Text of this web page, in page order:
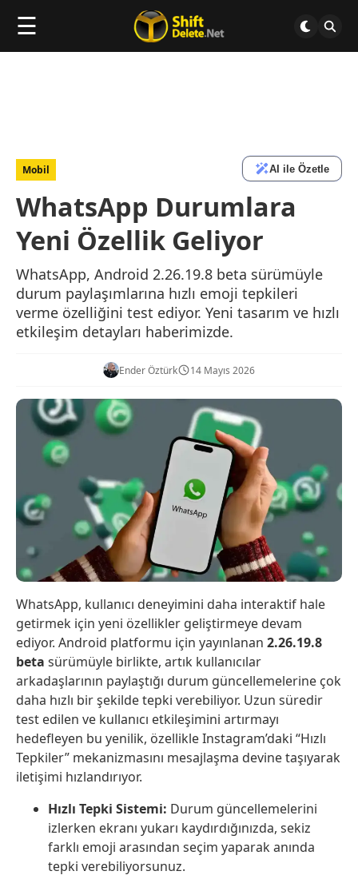
☰
Mobil AI ile Özetle
WhatsApp Durumlara
Yeni Özellik Geliyor
WhatsApp, Android 2.26.19.8 beta sürümüyle
durum paylaşımlarına hızlı emoji tepkileri
verme özelliğini test ediyor. Yeni tasarım ve hızlı
etkileşim detayları haberimizde.
Ender Öztürk 14 Mayıs 2026
WhatsApp, kullanıcı deneyimini daha interaktif hale
getirmek için yeni özellikler geliştirmeye devam
ediyor. Android platformu için yayınlanan 2.26.19.8
beta sürümüyle birlikte, artık kullanıcılar
arkadaşlarının paylaştığı durum güncellemelerine çok
daha hızlı bir şekilde tepki verebiliyor. Uzun süredir
test edilen ve kullanıcı etkileşimini artırmayı
hedefleyen bu yenilik, özellikle Instagram’daki “Hızlı
Tepkiler” mekanizmasını mesajlaşma devine taşıyarak
iletişimi hızlandırıyor.
Hızlı Tepki Sistemi: Durum güncellemelerini
izlerken ekranı yukarı kaydırdığınızda, sekiz
farklı emoji arasından seçim yaparak anında
tepki verebiliyorsunuz.